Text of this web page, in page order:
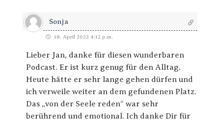
Sonja
18. April 2022 4:12 p.m.
Lieber Jan, danke für diesen wunderbaren
Podcast. Er ist kurz genug für den Alltag.
Heute hätte er sehr lange gehen dürfen und
ich verweile weiter an dem gefundenen Platz.
Das „von der Seele reden“ war sehr
berührend und emotional. Ich danke Dir für